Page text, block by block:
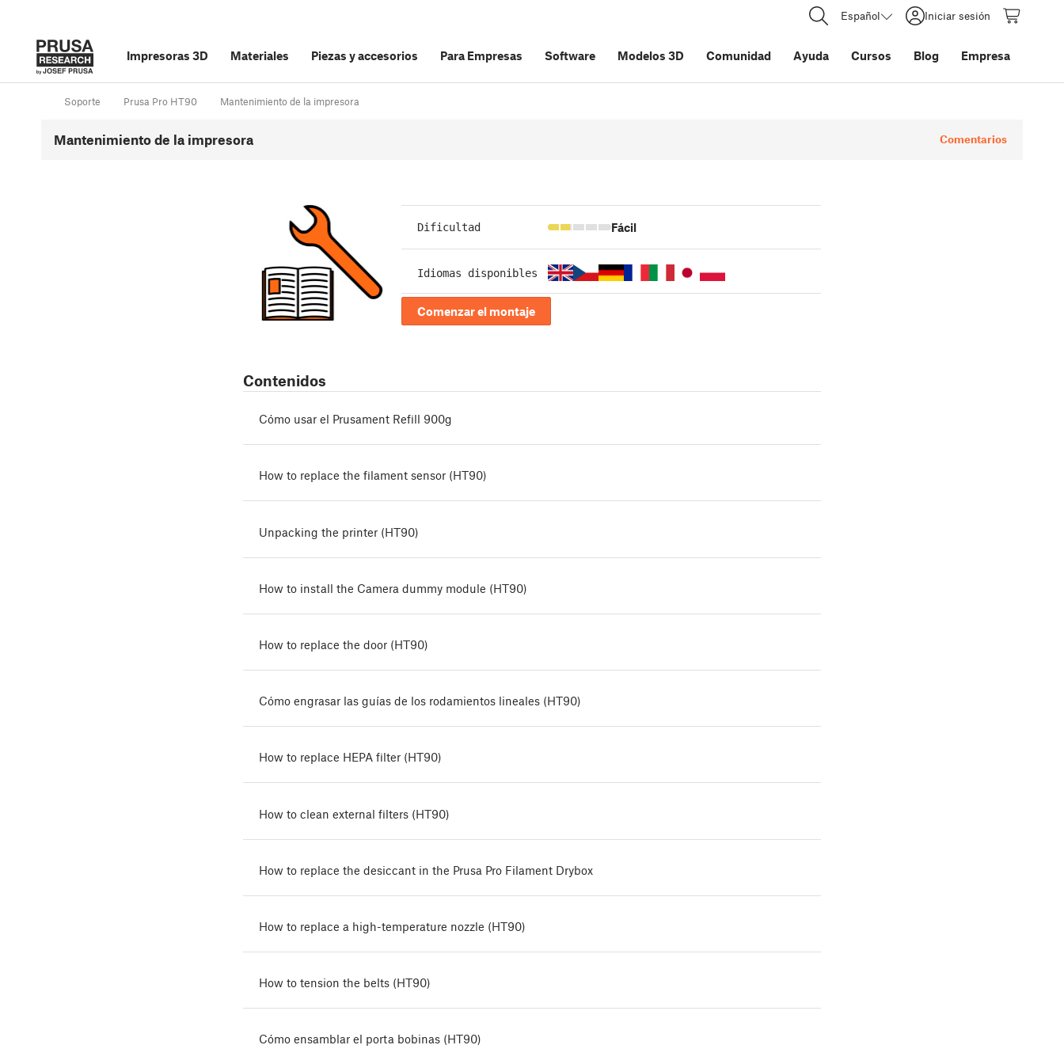
Español Iniciar sesión
Impresoras 3D Materiales Piezas y accesorios Para Empresas Software Modelos 3D Comunidad Ayuda Cursos Blog Empresa
Soporte Prusa Pro HT90 Mantenimiento de la impresora
Mantenimiento de la impresora Comentarios
Dificultad Fácil
Idiomas disponibles
Comenzar el montaje
Contenidos
Cómo usar el Prusament Refill 900g
How to replace the filament sensor (HT90)
Unpacking the printer (HT90)
How to install the Camera dummy module (HT90)
How to replace the door (HT90)
Cómo engrasar las guías de los rodamientos lineales (HT90)
How to replace HEPA filter (HT90)
How to clean external filters (HT90)
How to replace the desiccant in the Prusa Pro Filament Drybox
How to replace a high-temperature nozzle (HT90)
How to tension the belts (HT90)
Cómo ensamblar el porta bobinas (HT90)